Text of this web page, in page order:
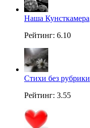
Наша Кунсткамера
Рейтинг: 6.10
Стихи без рубрики
Рейтинг: 3.55